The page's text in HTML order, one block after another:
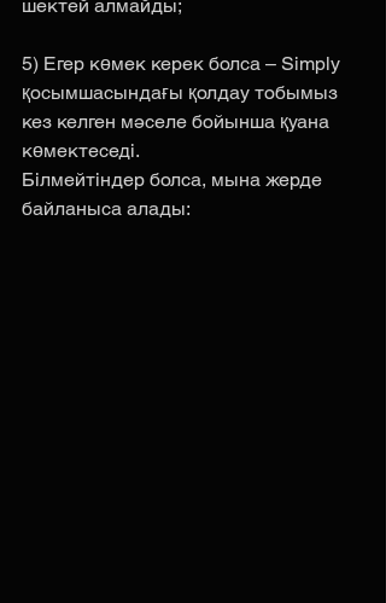
шектей алмайды;
5) Егер көмек керек болса – Simply
қосымшасындағы қолдау тобымыз
кез келген мәселе бойынша қуана
көмектеседі.
Білмейтіндер болса, мына жерде
байланыса алады: